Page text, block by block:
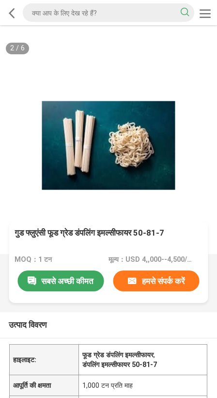
2/ 6
गुड फ्लुएंसी फूड ग्रेड डंपलिंग इमल्सीफायर 50-81-7
MOQ：1 टन मूल्य：USD 4,,000--4,500/Ton FOB Port Guangzhou, China
सबसे अच्छी कीमत हमसे संपर्क करें
उत्पाद विवरण
हाइलाइट:
फूड ग्रेड डंपलिंग इमल्सीफायर,
डंपलिंग इमल्सीफायर 50-81-7
आपूर्ति की क्षमता 1,000 टन प्रति माह